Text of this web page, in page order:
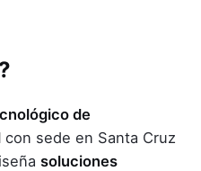
?
de
con sede en Santa Cruz
soluciones